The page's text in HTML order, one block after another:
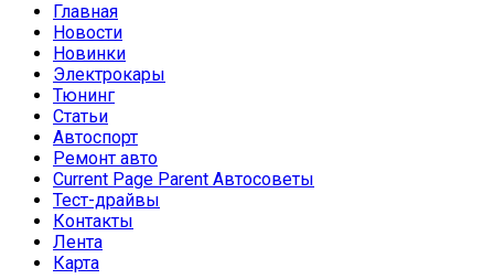
Главная
Новости
Новинки
Электрокары
Тюнинг
Статьи
Автоспорт
Ремонт авто
Current Page Parent Автосоветы
Тест-драйвы
Контакты
Лента
Карта